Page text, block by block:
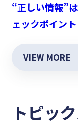
“正しい情報”
ェックポイント
VIEW MORE
トピッ